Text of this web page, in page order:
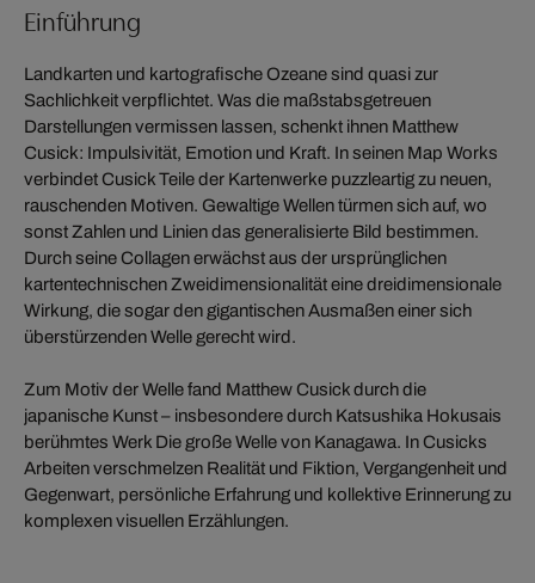
Einführung
Landkarten und kartografische Ozeane sind quasi zur
Sachlichkeit verpflichtet. Was die maßstabsgetreuen
Darstellungen vermissen lassen, schenkt ihnen Matthew
Cusick: Impulsivität, Emotion und Kraft. In seinen Map Works
verbindet Cusick Teile der Kartenwerke puzzleartig zu neuen,
rauschenden Motiven. Gewaltige Wellen türmen sich auf, wo
sonst Zahlen und Linien das generalisierte Bild bestimmen.
Durch seine Collagen erwächst aus der ursprünglichen
kartentechnischen Zweidimensionalität eine dreidimensionale
Wirkung, die sogar den gigantischen Ausmaßen einer sich
überstürzenden Welle gerecht wird.
Zum Motiv der Welle fand Matthew Cusick durch die
japanische Kunst – insbesondere durch Katsushika Hokusais
berühmtes Werk Die große Welle von Kanagawa. In Cusicks
Arbeiten verschmelzen Realität und Fiktion, Vergangenheit und
Gegenwart, persönliche Erfahrung und kollektive Erinnerung zu
komplexen visuellen Erzählungen.